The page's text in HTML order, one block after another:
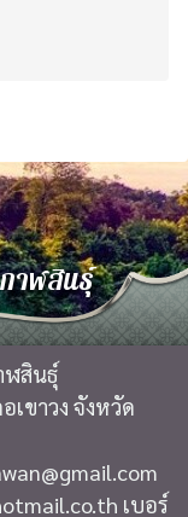
าฬสินธุ์
ฬสินธุ์
เขาวง จังหวัด
เบอร์